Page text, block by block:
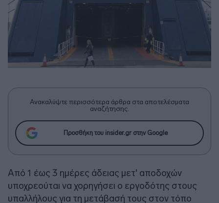
Ανακαλύψτε περισσότερα άρθρα στα αποτελέσματα
αναζήτησης.
Προσθήκη του insider.gr στην Google
Από 1 έως 3 ημέρες άδειας μετ' αποδοχών
υποχρεούται να χορηγήσει ο εργοδότης στους
υπαλλήλους για τη μετάβασή τους στον τόπο